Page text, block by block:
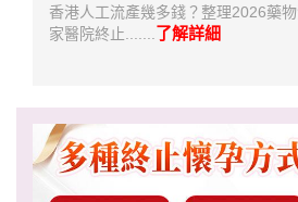
香港人工流產幾多錢？整理2026藥
家醫院終止....... 了解詳細